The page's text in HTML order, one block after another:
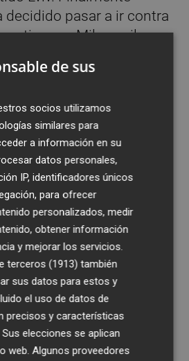
decidido pasar a ir contra
tiempo. Miles, miles y
de Kiev, y
todo atrás y sin
y Escura llegaron esta
de que el conductor
salir de la
femenino del
pasado verano, cuando
después de ganar la
liga y la Liga de
exitosa etapa, el
aceptó hacerse cargo de
de Ucrania.
de sus
socios utilizamos
similares para
a información en su
datos personales,
IP, identificadores únicos
para ofrecer
personalizados, medir
obtener información
y mejorar los servicios.
terceros (1913) también
sus datos para estos y
el uso de datos de
precisos y características
elecciones se aplican
web. Algunos proveedores